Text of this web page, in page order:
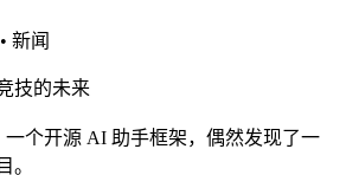
• 新闻
技的未来
一个开源 AI 助手框架，偶然发现了一
。